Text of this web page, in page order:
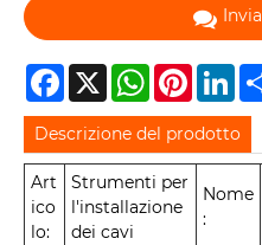
Facebook
X WhatsApp
Descrizione del prodotto
Art
ico
lo:
Strumenti per
l'installazione
dei cavi
Nome
: